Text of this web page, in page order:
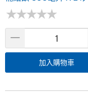
★★★★★
★★★★★
加入購物車